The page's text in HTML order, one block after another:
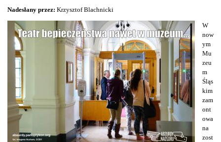
Nadesłany przez: Krzysztof Blachnicki
W
now
ym
Mu
zeu
m
Śląs
kim
zam
ont
owa
na
zost